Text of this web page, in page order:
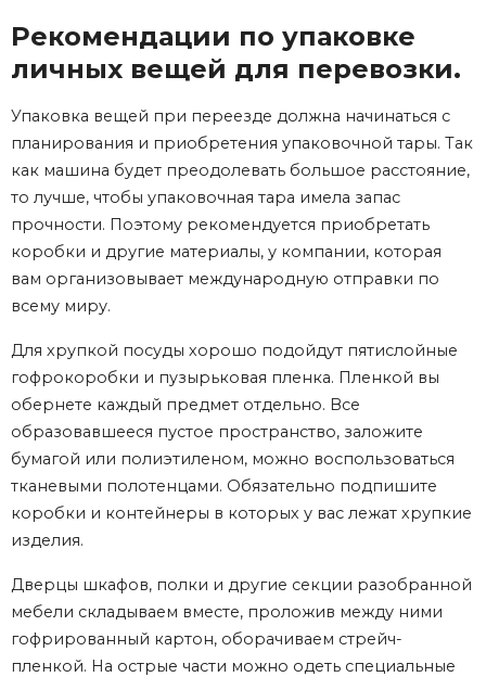
Рекомендации по упаковке
личных вещей для перевозки.
Упаковка вещей при переезде должна начинаться с
планирования и приобретения упаковочной тары. Так
как машина будет преодолевать большое расстояние,
то лучше, чтобы упаковочная тара имела запас
прочности. Поэтому рекомендуется приобретать
коробки и другие материалы, у компании, которая
вам организовывает международную отправки по
всему миру.
Для хрупкой посуды хорошо подойдут пятислойные
гофрокоробки и пузырьковая пленка. Пленкой вы
обернете каждый предмет отдельно. Все
образовавшееся пустое пространство, заложите
бумагой или полиэтиленом, можно воспользоваться
тканевыми полотенцами. Обязательно подпишите
коробки и контейнеры в которых у вас лежат хрупкие
изделия.
Дверцы шкафов, полки и другие секции разобранной
мебели складываем вместе, проложив между ними
гофрированный картон, оборачиваем стрейч-
пленкой. На острые части можно одеть специальные